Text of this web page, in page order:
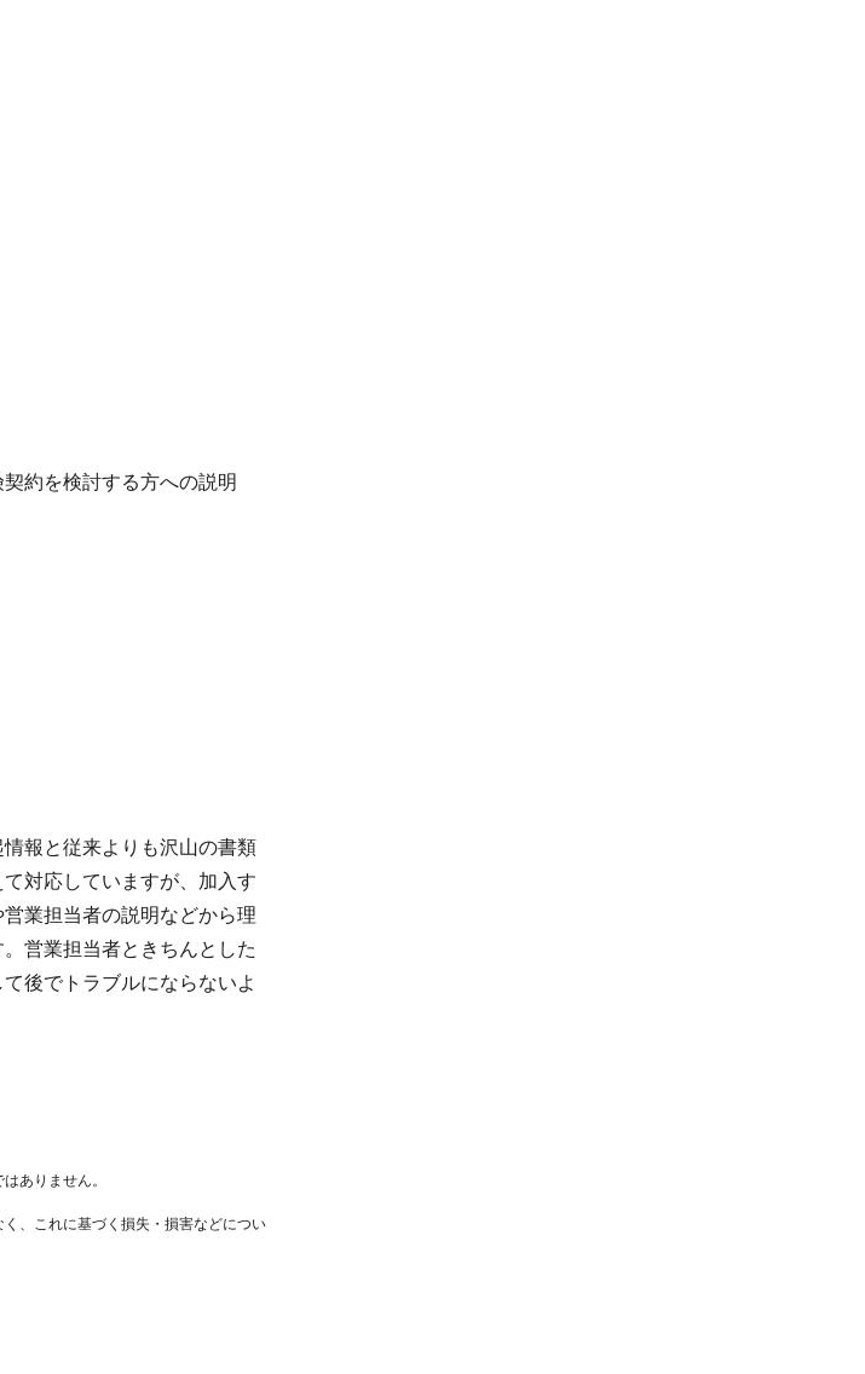
約を検討する方への説明
報と従来よりも沢山の書類
対応していますが、加入す
業担当者の説明などから理
営業担当者ときちんとした
後でトラブルにならないよ
ありません。
、これに基づく損失・損害などについ